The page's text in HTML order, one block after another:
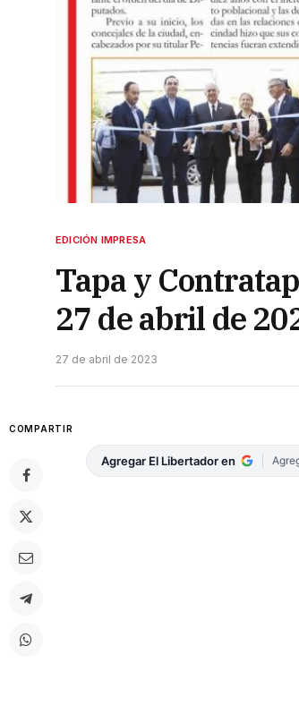
EDICIÓN IMPRESA
Tapa y
27 de abril de
27 de abril de 2023
COMPARTIR
Agregar El Libertador en